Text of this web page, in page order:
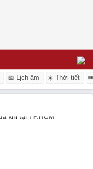
📅 Lịch âm ☀️ Thời tiết